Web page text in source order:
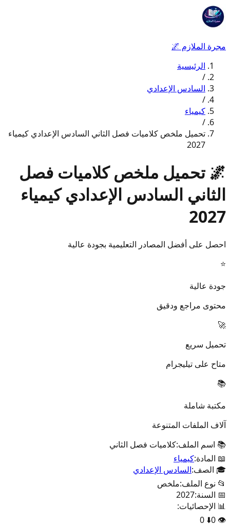
مجرة الملازم 🌌
الرئيسية
/
السادس الإعدادي
/
كيمياء
/
تحميل ملخص كلاميات فصل الثاني السادس الإعدادي كيمياء
2027
🌌 تحميل ملخص كلاميات فصل
الثاني السادس الإعدادي كيمياء
2027
احصل على أفضل المصادر التعليمية بجودة عالية
⭐
جودة عالية
محتوى مراجع ودقيق
🚀
تحميل سريع
متاح على تيليجرام
📚
مكتبة شاملة
آلاف الملفات المتنوعة
📚 اسم الملف:كلاميات فصل الثاني
📖 المادة:كيمياء
🎓 الصف:السادس الإعدادي
📂 نوع الملف:ملخص
📅 السنة:2027
📊 الإحصائيات:
👁️
0
⬇️
0